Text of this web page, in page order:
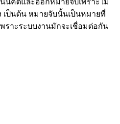
นคดีและออกหมายจับเพราะไม่
เป็นต้น หมายจับนั้นเป็นหมายที่
าะระบบงานมักจะเชื่อมต่อกัน